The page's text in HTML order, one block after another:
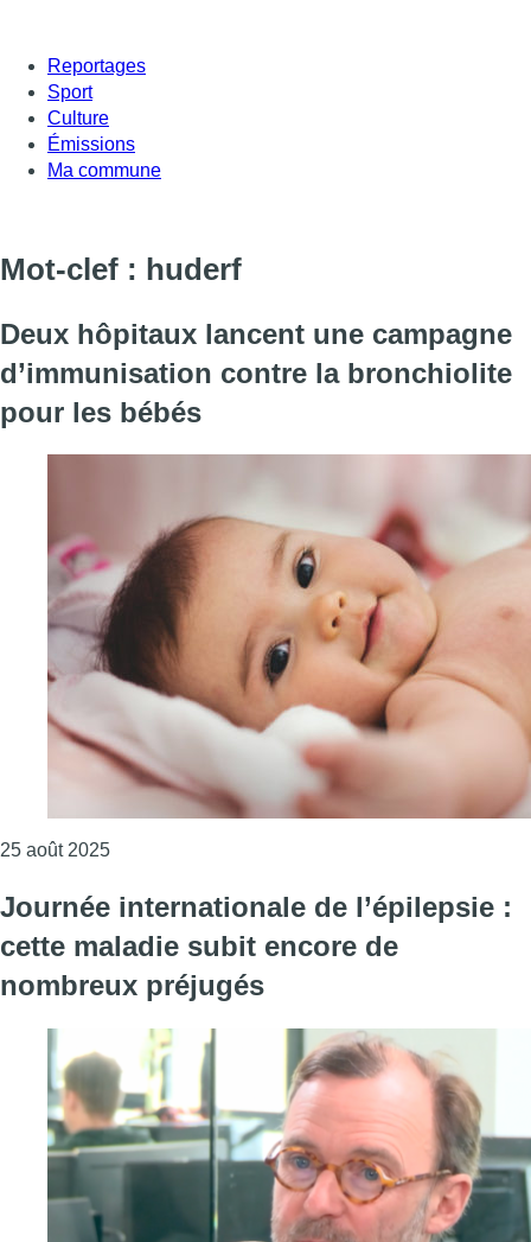
Reportages
Sport
Culture
Émissions
Ma commune
Mot-clef : huderf
Deux hôpitaux lancent une campagne
d’immunisation contre la bronchiolite
pour les bébés
25 août 2025Consulter l'article "Deux hôpitaux lancent une
Journée internationale de l’épilepsie :
cette maladie subit encore de
nombreux préjugés